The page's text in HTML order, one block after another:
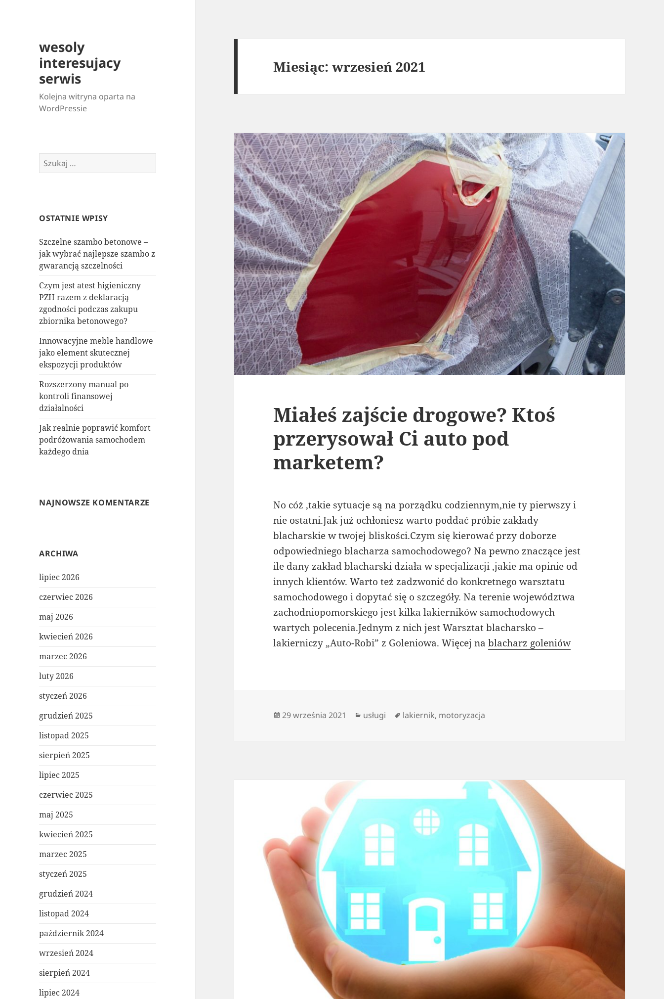
wesoly
interesujacy
serwis
Kolejna witryna oparta na
WordPressie
Szukaj:
OSTATNIE WPISY
Szczelne szambo betonowe –
jak wybrać najlepsze szambo z
gwarancją szczelności
Czym jest atest higieniczny
PZH razem z deklaracją
zgodności podczas zakupu
zbiornika betonowego?
Innowacyjne meble handlowe
jako element skutecznej
ekspozycji produktów
Rozszerzony manual po
kontroli finansowej
działalności
Jak realnie poprawić komfort
podróżowania samochodem
każdego dnia
NAJNOWSZE KOMENTARZE
ARCHIWA
lipiec 2026
czerwiec 2026
maj 2026
kwiecień 2026
marzec 2026
luty 2026
styczeń 2026
grudzień 2025
listopad 2025
sierpień 2025
lipiec 2025
czerwiec 2025
maj 2025
kwiecień 2025
marzec 2025
styczeń 2025
grudzień 2024
listopad 2024
październik 2024
wrzesień 2024
sierpień 2024
lipiec 2024
Miesiąc:wrzesień 2021
Miałeś zajście drogowe? Ktoś
przerysował Ci auto pod
marketem?
No cóż ,takie sytuacje są na porządku codziennym,nie ty pierwszy i
nie ostatni.Jak już ochłoniesz warto poddać próbie zakłady
blacharskie w twojej bliskości.Czym się kierować przy doborze
odpowiedniego blacharza samochodowego? Na pewno znaczące jest
ile dany zakład blacharski działa w specjalizacji ,jakie ma opinie od
innych klientów. Warto też zadzwonić do konkretnego warsztatu
samochodowego i dopytać się o szczegóły. Na terenie województwa
zachodniopomorskiego jest kilka lakierników samochodowych
wartych polecenia.Jednym z nich jest Warsztat blacharsko –
lakierniczy „Auto-Robi” z Goleniowa. Więcej nablacharz goleniów
Data
29 września 2021 Kategorie
usługi Tagi
lakiernik, motoryzacja